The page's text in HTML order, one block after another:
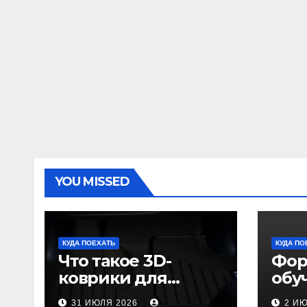
YOU MISSED
КУДА ПОЕХАТЬ
Что такое 3D-
коврики для
автомобиля и
31 ИЮЛЯ 2026
КУДА
2